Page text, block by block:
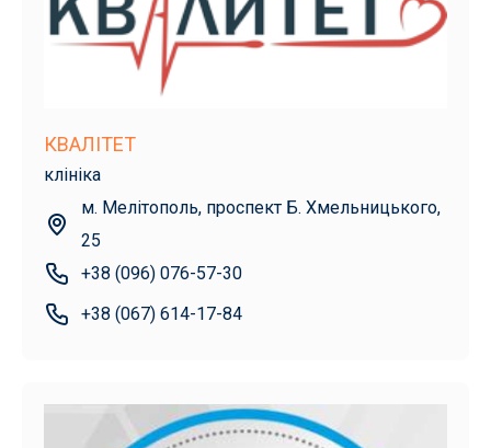
КВАЛІТЕТ
клініка
м. Мелітополь, проспект Б. Хмельницького,
25
+38 (096) 076-57-30
+38 (067) 614-17-84